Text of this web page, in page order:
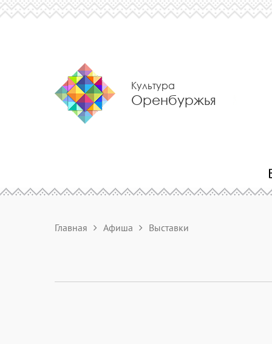
Культура
Оренбуржья
Главная Афиша Выставки